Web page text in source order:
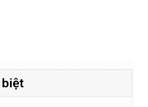
biệt